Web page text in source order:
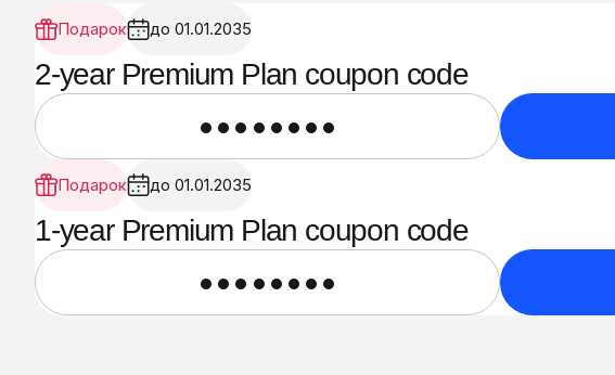
Подарок до 01.01.2035
2-year Premium Plan coupon code
••••••••
Подарок до 01.01.2035
1-year Premium Plan coupon code
••••••••